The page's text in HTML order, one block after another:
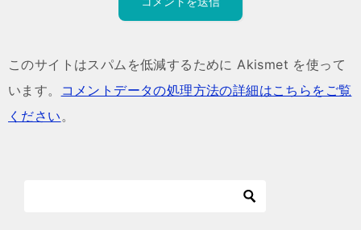
このサイトはスパムを低減するために Akismet を使って
います。
コメントデータの処理方法の詳細はこちらをご覧
ください。